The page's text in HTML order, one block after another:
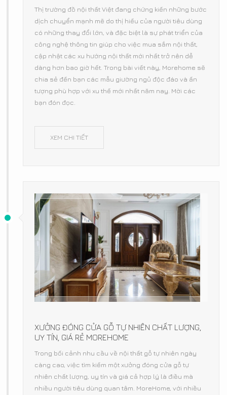
Thị trường đồ nội thất Việt đang chứng kiến những bước
dịch chuyển mạnh mẽ do thị hiếu của người tiêu dùng
có những thay đổi lớn, và đặc biệt là sự phát triển của
công nghệ thông tin giúp cho việc mua sắm nội thất,
cập nhật các xu hướng nội thất mới nhất trở nên dễ
dàng hơn bao giờ hết. Trong bài viết này, Morehome sẽ
chia sẻ đến bạn các mẫu giường ngủ độc đáo và ấn
tượng phù hợp với xu thế mới nhất năm nay. Mời các
bạn đón đọc.
XEM CHI TIẾT
XƯỞNG ĐÓNG CỬA GỖ TỰ NHIÊN CHẤT LƯỢNG,
UY TÍN, GIÁ RẺ MOREHOME
Trong bối cảnh nhu cầu về nội thất gỗ tự nhiên ngày
càng cao, việc tìm kiếm một xưởng đóng cửa gỗ tự
nhiên chất lượng, uy tín và giá cả hợp lý là điều mà
nhiều người tiêu dùng quan tâm. MoreHome, với nhiều